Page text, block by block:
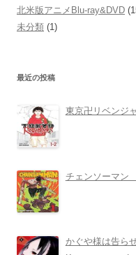
北米版アニメBlu-ray&DVD
未分類 (1)
最近の投稿
東京卍リベンジ
チェンソーマン
かぐや様は告ら